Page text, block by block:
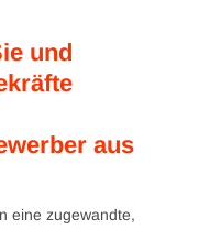
und
aus
eine zugewandte,